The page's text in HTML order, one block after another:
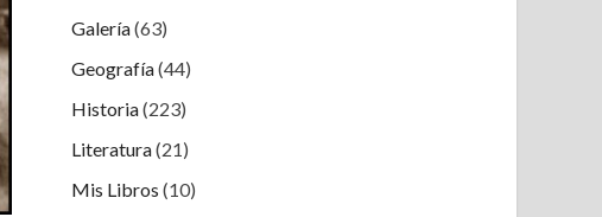
Galería(63)
Geografía(44)
Historia(223)
Literatura(21)
Mis Libros (10)